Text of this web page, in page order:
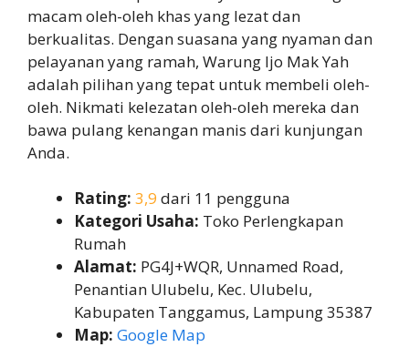
macam oleh-oleh khas yang lezat dan
berkualitas. Dengan suasana yang nyaman dan
pelayanan yang ramah, Warung Ijo Mak Yah
adalah pilihan yang tepat untuk membeli oleh-
oleh. Nikmati kelezatan oleh-oleh mereka dan
bawa pulang kenangan manis dari kunjungan
Anda.
Rating: 3,9 dari 11 pengguna
Kategori Usaha: Toko Perlengkapan
Rumah
Alamat: PG4J+WQR, Unnamed Road,
Penantian Ulubelu, Kec. Ulubelu,
Kabupaten Tanggamus, Lampung 35387
Map: Google Map